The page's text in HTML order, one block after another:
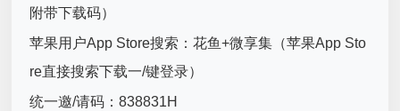
附带下载码）
苹果用户App Store搜索：花鱼+微享集（苹果App Sto
re直接搜索下载一/键登录）
统一邀/请码：838831H